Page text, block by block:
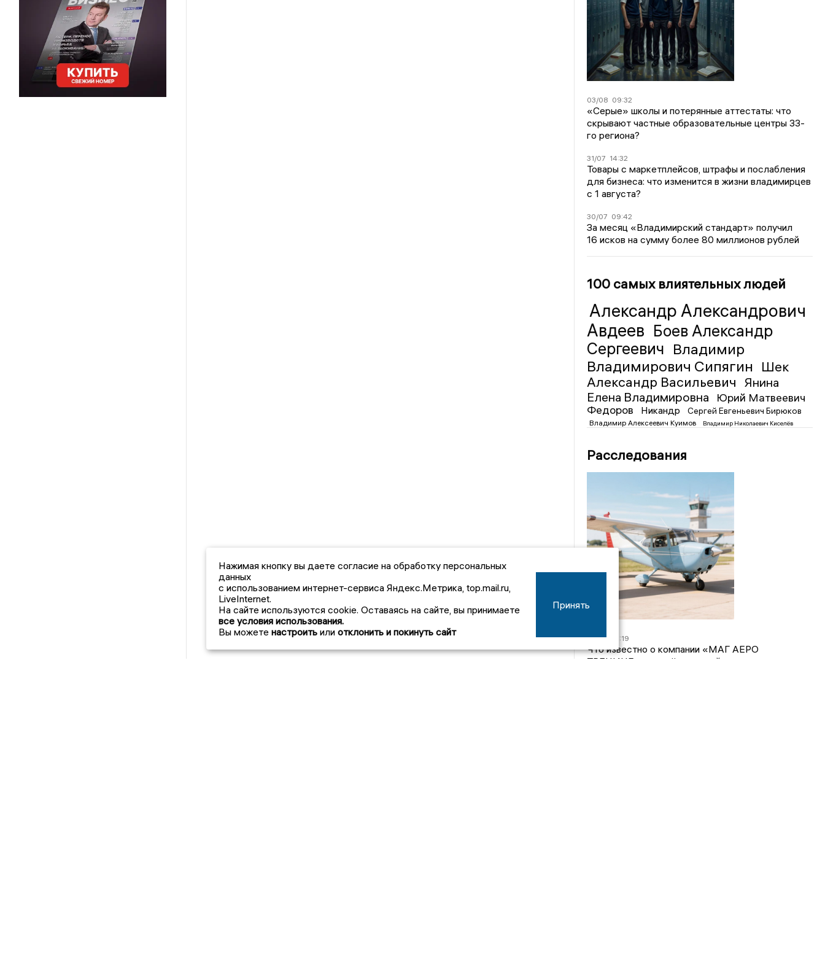
03/08 09:32
«Серые» школы и потерянные аттестаты: что
скрывают частные образовательные центры 33-
го региона?
31/07 14:32
Товары с маркетплейсов, штрафы и послабления
для бизнеса: что изменится в жизни владимирцев
с 1 августа?
30/07 09:42
За месяц «Владимирский стандарт» получил
16 исков на сумму более 80 миллионов рублей
100 самых влиятельных людей
Александр Александрович
Авдеев Боев Александр
Сергеевич Владимир
Владимирович Сипягин Шек
Александр Васильевич
Янина
Елена Владимировна
Юрий Матвеевич
Федоров
Никандр Сергей Евгеньевич Бирюков
Владимир Алексеевич Куимов Владимир Николаевич Киселёв
Расследования
07/08 16:19
Что известно о компании «МАГ АЕРО
ТРЕНИНГ», самолёт которой потерпел крушение
Нажимая кнопку вы даете согласие на обработку персональных
данных
с использованием интернет-сервиса Яндекс.Метрика, top.mail.ru,
LiveInternet.
На сайте используются cookie. Оставаясь на сайте, вы принимаете
все условия использования.
Вы можете настроить или отклонить и покинуть сайт
Принять